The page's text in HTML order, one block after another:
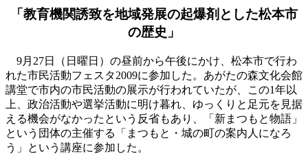
「教育機関誘致を地域発展の起爆剤とした松本市
の歴史」
9月27日（日曜日）の昼前から午後にかけ、松本市で行わ
れた市民活動フェスタ2009に参加した。あがたの森文化会館
講堂で市内の市民活動の展示が行われていたが、この1年以
上、政治活動や選挙活動に明け暮れ、ゆっくりと足元を見据
える機会がなかったという反省もあり、「新まつもと物語」
という団体の主催する「まつもと・城の町の案内人になろ
う」という講座に参加した。